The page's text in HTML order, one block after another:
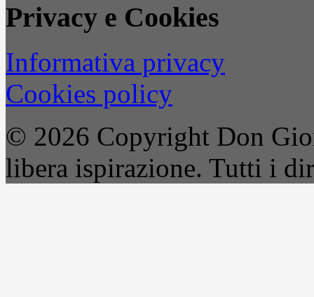
Privacy e Cookies
Informativa privacy
Cookies policy
© 2026 Copyright Don
libera ispirazione. Tutti i